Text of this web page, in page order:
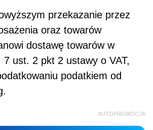
przekazanie przez
oraz towarów
dostawę towarów w
ust. 2 pkt 2 ustawy o VAT,
podatkiem od
AUTOPROMOCJA